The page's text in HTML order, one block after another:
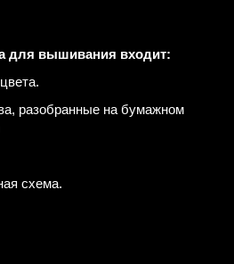
для вышивания входит:
разобранные на бумажном
схема.